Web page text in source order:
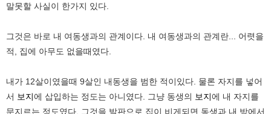
말못할 사실이 한가지 있다.
그것은 바로 내 여동생과의 관계이다. 내 여동생과의 관계란... 어렷을
적, 집에 아무도 없을때였다.
내가 12살이였을때 9살인 내동생을 범한 적이있다. 물론 자지를 넣어
서 보지에 삽입하는 정도는 아니였다. 그냥 동생의 보지에 내 자지를
문지르는 정도였다. 그것을 발판으로 집이 비게되면 동생과 내 방에서